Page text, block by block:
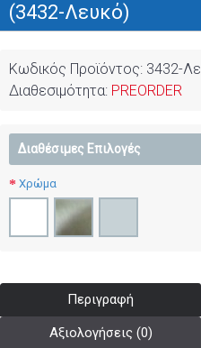
(3432-Λευκό)
Κωδικός Προϊόντος: 3432-
Διαθεσιμότητα: PREORDER
Διαθέσιμες Επιλογές
Χρώμα
Περιγραφή
Αξιολογήσεις (0)